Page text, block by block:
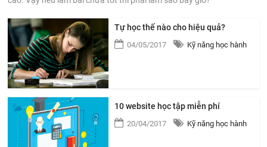
Tự học thế nào cho hiệu quả?
04/05/2017 Kỹ năng học hành
10 website học tập miễn phí
20/04/2017 Kỹ năng học hành